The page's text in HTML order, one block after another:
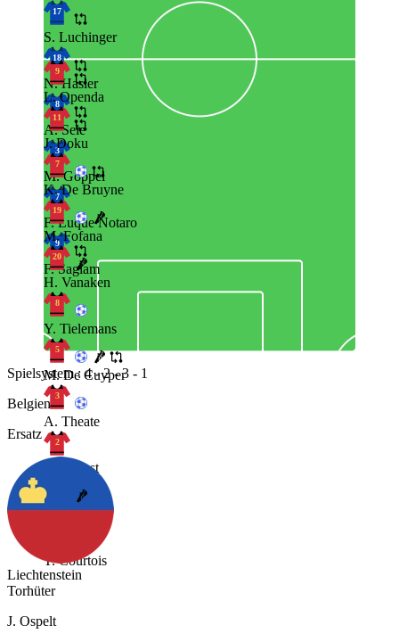
17
S. Luchinger
18
N. Hasler
8
A. Sele
3
M. Goppel
7
F. Luque Notaro
9
F. Saglam
9
L. Openda
11
J. Doku
7
K. De Bruyne
19
M. Fofana
20
H. Vanaken
8
Y. Tielemans
5
M. De Cuyper
3
A. Theate
2
Z. Debast
T. Meunier
T. Courtois
Spielsystem : 4 - 2 - 3 - 1
Belgien
Ersatz
Liechtenstein
Torhüter
J. Ospelt